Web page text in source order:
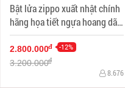
Bật lửa zippo xuất nhật chính
hãng họa tiết ngựa hoang dã
Specials
2.800.000đ -12%
3.200.000đ
8.676